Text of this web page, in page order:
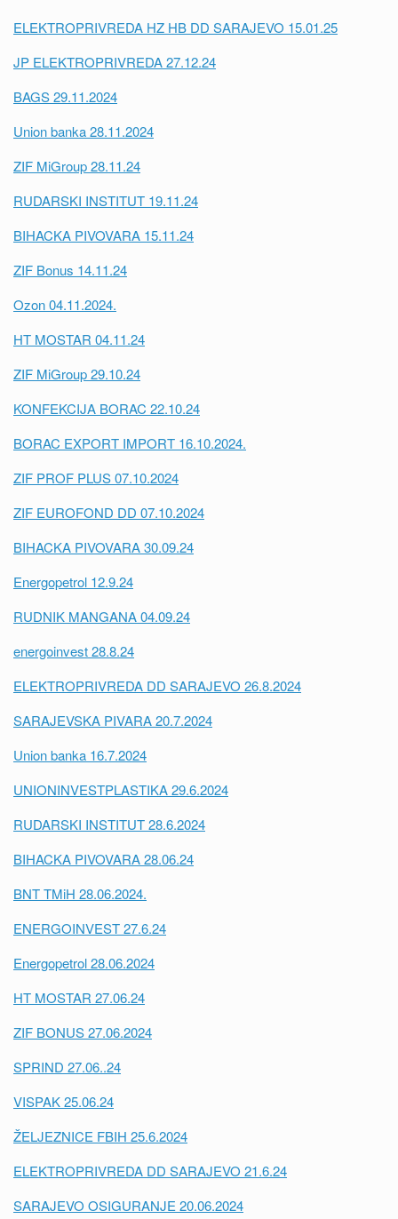
ELEKTROPRIVREDA HZ HB DD SARAJEVO 15.01.25
JP ELEKTROPRIVREDA 27.12.24
BAGS 29.11.2024
Union banka 28.11.2024
ZIF MiGroup 28.11.24
RUDARSKI INSTITUT 19.11.24
BIHACKA PIVOVARA 15.11.24
ZIF Bonus 14.11.24
Ozon 04.11.2024.
HT MOSTAR 04.11.24
ZIF MiGroup 29.10.24
KONFEKCIJA BORAC 22.10.24
BORAC EXPORT IMPORT 16.10.2024.
ZIF PROF PLUS 07.10.2024
ZIF EUROFOND DD 07.10.2024
BIHACKA PIVOVARA 30.09.24
Energopetrol 12.9.24
RUDNIK MANGANA 04.09.24
energoinvest 28.8.24
ELEKTROPRIVREDA DD SARAJEVO 26.8.2024
SARAJEVSKA PIVARA 20.7.2024
Union banka 16.7.2024
UNIONINVESTPLASTIKA 29.6.2024
RUDARSKI INSTITUT 28.6.2024
BIHACKA PIVOVARA 28.06.24
BNT TMiH 28.06.2024.
ENERGOINVEST 27.6.24
Energopetrol 28.06.2024
HT MOSTAR 27.06.24
ZIF BONUS 27.06.2024
SPRIND 27.06..24
VISPAK 25.06.24
ŽELJEZNICE FBIH 25.6.2024
ELEKTROPRIVREDA DD SARAJEVO 21.6.24
SARAJEVO OSIGURANJE 20.06.2024